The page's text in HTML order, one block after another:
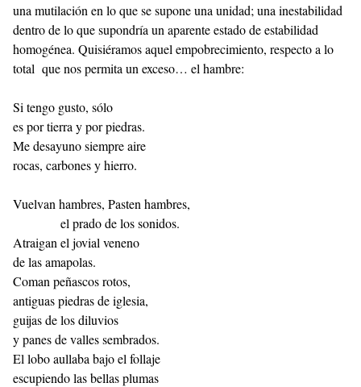
una mutilación en lo que se supone una unidad; una inestabilidad
dentro de lo que supondría un aparente estado de estabilidad
homogénea. Quisiéramos aquel empobrecimiento, respecto a lo
total que nos permita un exceso… el hambre:
Si tengo gusto, sólo
es por tierra y por piedras.
Me desayuno siempre aire
rocas, carbones y hierro.
Vuelvan hambres, Pasten hambres,
el prado de los sonidos.
Atraigan el jovial veneno
de las amapolas.
Coman peñascos rotos,
antiguas piedras de iglesia,
guijas de los diluvios
y panes de valles sembrados.
El lobo aullaba bajo el follaje
escupiendo las bellas plumas